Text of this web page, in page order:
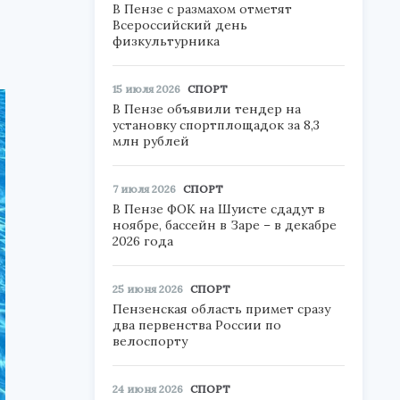
В Пензе с размахом отметят
Всероссийский день
физкультурника
15 июля 2026 СПОРТ
В Пензе объявили тендер на
установку спортплощадок за 8,3
млн рублей
7 июля 2026 СПОРТ
В Пензе ФОК на Шуисте сдадут в
ноябре, бассейн в Заре – в декабре
2026 года
25 июня 2026 СПОРТ
Пензенская область примет сразу
два первенства России по
велоспорту
24 июня 2026 СПОРТ